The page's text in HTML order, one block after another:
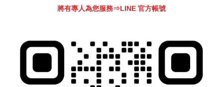
將有專人為您服務⇒LINE 官方帳號